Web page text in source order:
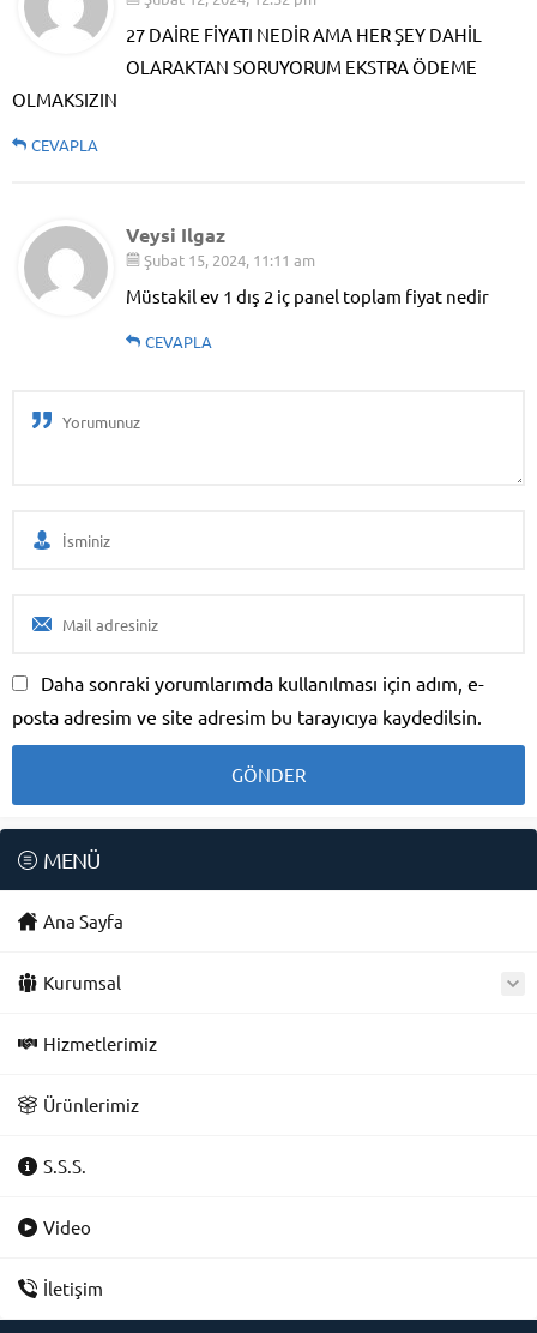
27 DAİRE FİYATI NEDİR AMA HER ŞEY DAHİL
OLARAKTAN SORUYORUM EKSTRA ÖDEME
OLMAKSIZIN
CEVAPLA
Veysi Ilgaz
Şubat 15, 2024, 11:11 am
Müstakil ev 1 dış 2 iç panel toplam fiyat nedir
CEVAPLA
Daha sonraki yorumlarımda kullanılması için adım, e-
posta adresim ve site adresim bu tarayıcıya kaydedilsin.
MENÜ
Ana Sayfa
Kurumsal
Hizmetlerimiz
Ürünlerimiz
S.S.S.
Video
İletişim